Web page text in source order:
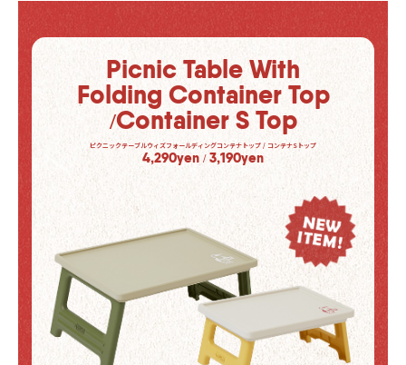
Picnic Table With
Folding Container Top
/Container S Top
ピクニックテーブルウィズフォールディングコンテナトップ / コンテナSトップ
4,290yen /3,190yen